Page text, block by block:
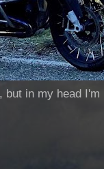
but in my head